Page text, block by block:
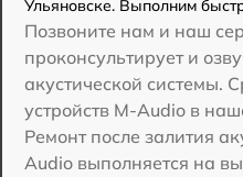
Ульяновске. Выполним
Позвоните нам и наш
проконсультирует и
акустической системы.
устройств M-Audio в
Ремонт после залития
Audio выполняется на